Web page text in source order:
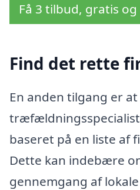
Få 3 tilbud, gratis
Find det rette
En anden tilgang er
baseret på en liste af
Dette kan indebære
gennemgang af